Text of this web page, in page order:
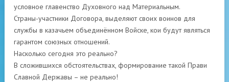
условное главенство Духовного над Материальным.
Страны-участники Договора, выделяют своих воинов для
службы в казачьем объединённом Войске, кои будут являться
гарантом союзных отношений.
Насколько сегодня это реально?
В сложившихся обстоятельствах, формирование такой Прави
Славной Державы – не реально!